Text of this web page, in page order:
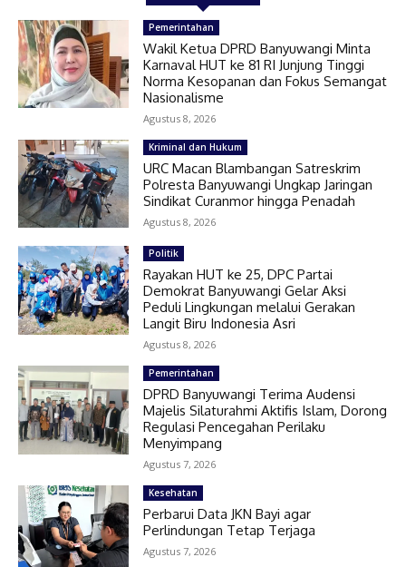
Pemerintahan
Wakil Ketua DPRD Banyuwangi Minta
Karnaval HUT ke 81 RI Junjung Tinggi
Norma Kesopanan dan Fokus Semangat
Nasionalisme
Agustus 8, 2026
Kriminal dan Hukum
URC Macan Blambangan Satreskrim
Polresta Banyuwangi Ungkap Jaringan
Sindikat Curanmor hingga Penadah
Agustus 8, 2026
Politik
Rayakan HUT ke 25, DPC Partai
Demokrat Banyuwangi Gelar Aksi
Peduli Lingkungan melalui Gerakan
Langit Biru Indonesia Asri
Agustus 8, 2026
Pemerintahan
DPRD Banyuwangi Terima Audensi
Majelis Silaturahmi Aktifis Islam, Dorong
Regulasi Pencegahan Perilaku
Menyimpang
Agustus 7, 2026
Kesehatan
Perbarui Data JKN Bayi agar
Perlindungan Tetap Terjaga
Agustus 7, 2026